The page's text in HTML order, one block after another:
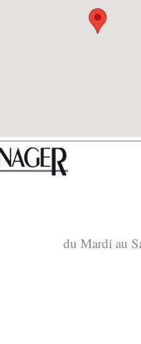
du Mardi au